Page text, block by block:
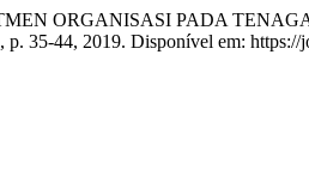
ORGANISASI PADA
p. 35-44, 2019. Disponível em: